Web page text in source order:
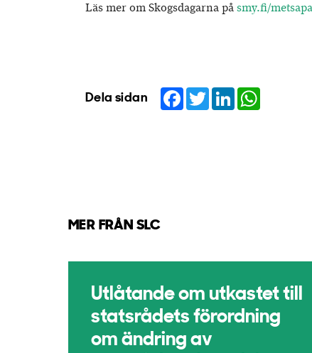
Läs mer om Skogsdagarna påsmy.fi/
Dela sidan Facebook
TwitterLinkedIn
MER FRÅN SLC
Utlåtande om utkastet till
statsrådets förordning
om ändring av